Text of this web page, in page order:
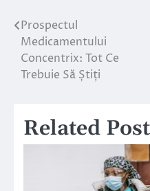
Navigare
în
articole
Prospectul
Medicamentului
Concentrix: Tot Ce
Trebuie Să Știți
Related